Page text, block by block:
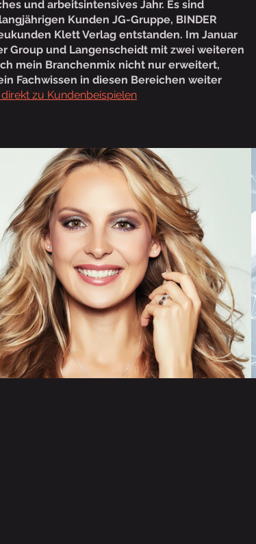
und arbeitsintensives Jahr. Es sind
Kunden JG-Gruppe, BINDER
Klett Verlag entstanden. Im Januar
Group und Langenscheidt mit zwei weiteren
mein Branchenmix nicht nur erweitert,
Fachwissen in diesen Bereichen weiter
direkt zu Kundenbeispielen